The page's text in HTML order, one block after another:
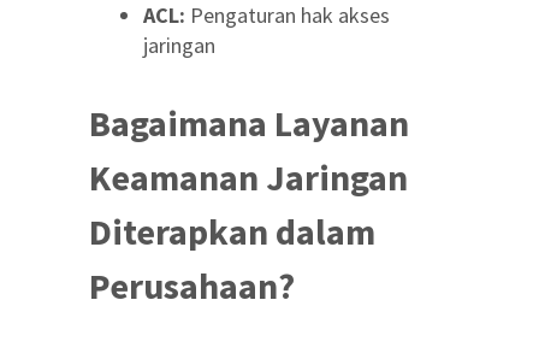
ACL: Pengaturan hak akses
jaringan
Bagaimana Layanan
Keamanan Jaringan
Diterapkan dalam
Perusahaan?